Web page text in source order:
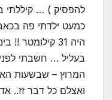
להפסיק ) … קיללתי
כמעט ילדתי פה
היה 31 קילומטר
בעליל … חשבתי
המרוץ – שבשעות
ואצלם כל דבר זז..